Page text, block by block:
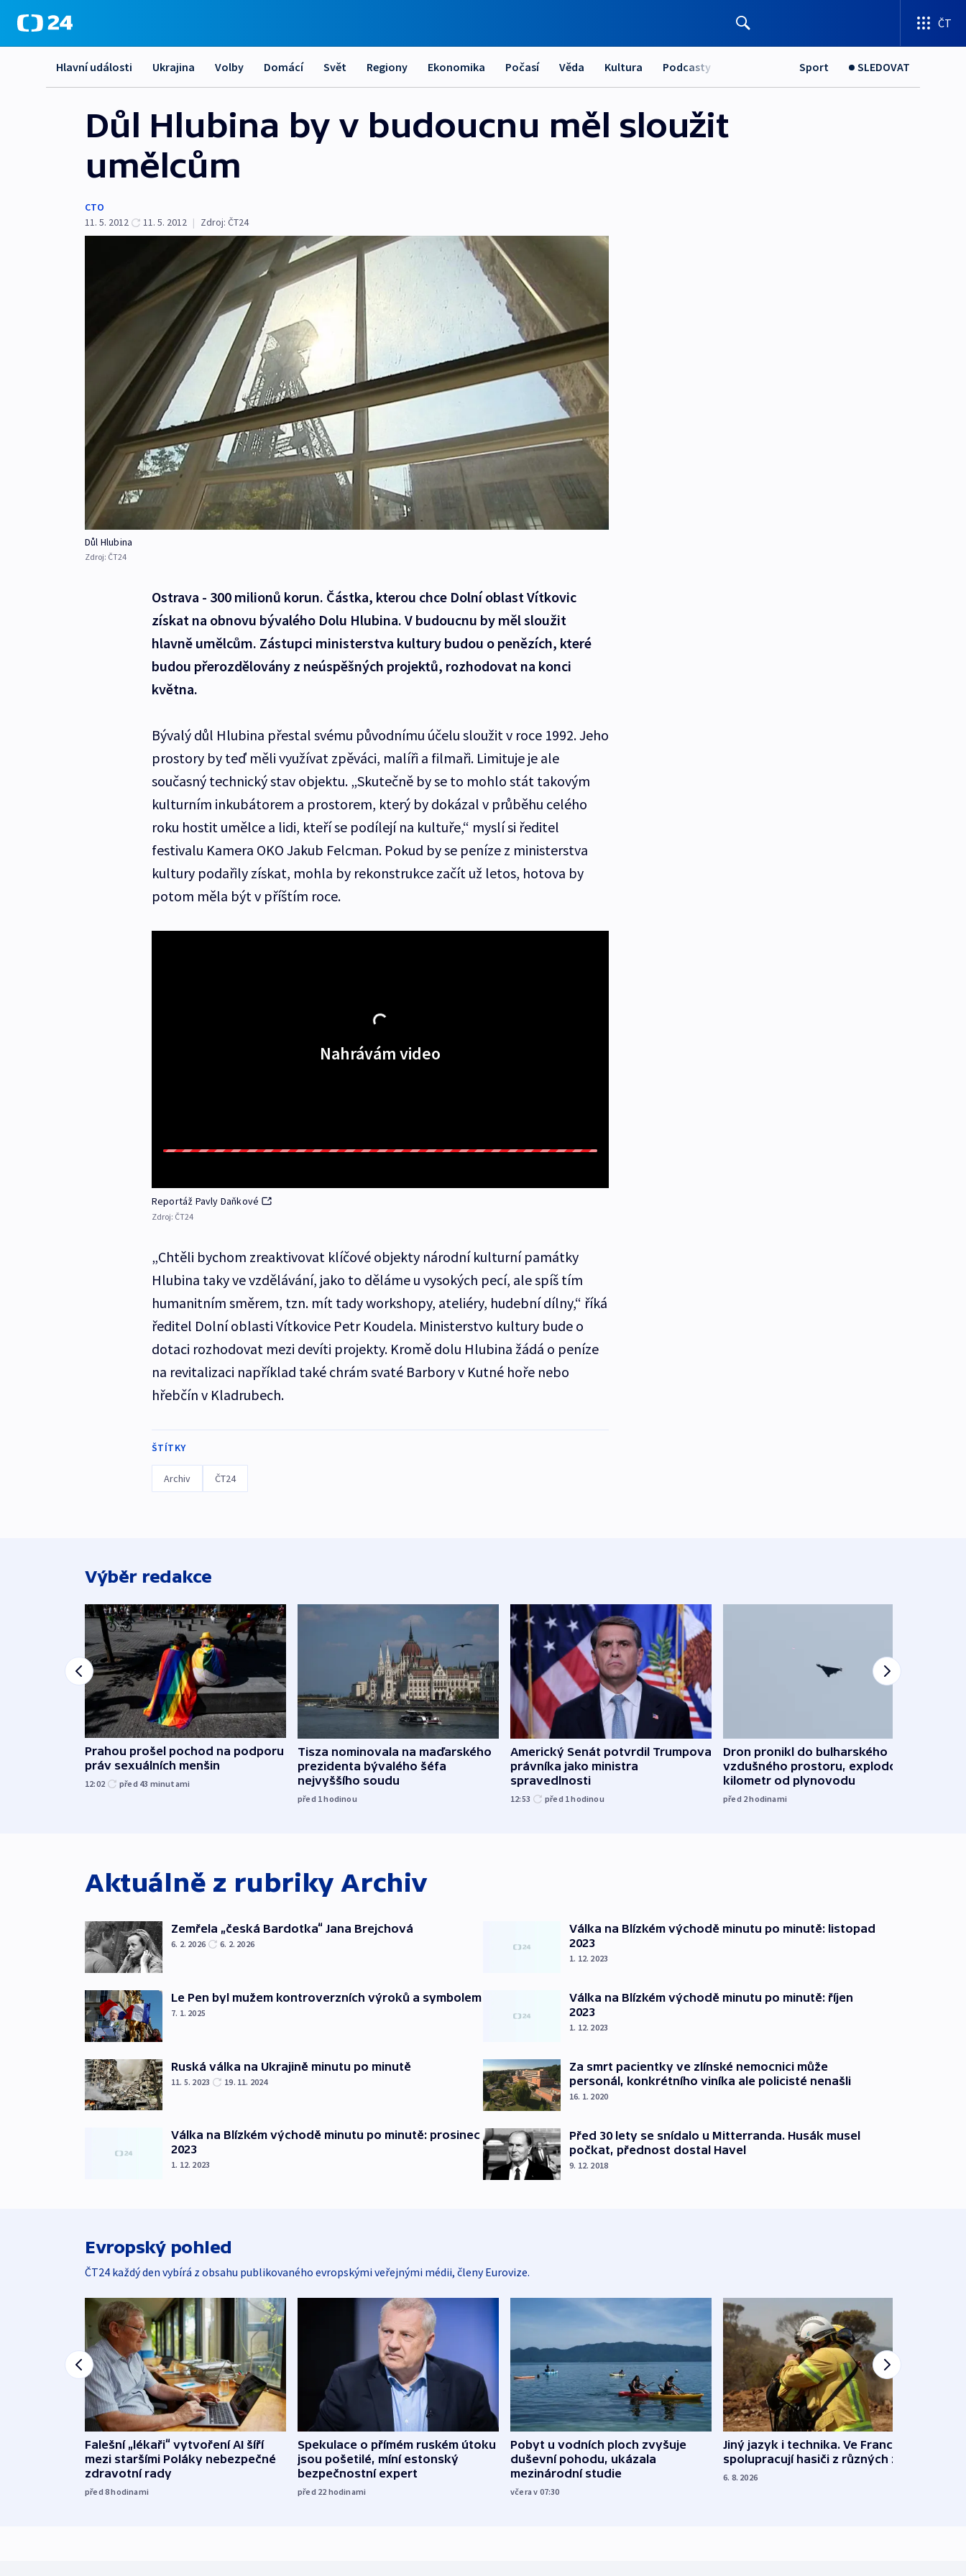
ČT
Hlavní události Ukrajina Volby Domácí Svět Regiony Ekonomika Počasí Věda Kultura Podcasty Sport SLEDOVAT
Důl Hlubina by v budoucnu měl sloužit
umělcům
CTO
11. 5. 2012
11. 5. 2012 | Zdroj: ČT24
Důl Hlubina
Zdroj: ČT24
Ostrava - 300 milionů korun. Částka, kterou chce Dolní oblast Vítkovic
získat na obnovu bývalého Dolu Hlubina. V budoucnu by měl sloužit
hlavně umělcům. Zástupci ministerstva kultury budou o penězích, které
budou přerozdělovány z neúspěšných projektů, rozhodovat na konci
května.
Bývalý důl Hlubina přestal svému původnímu účelu sloužit v roce 1992. Jeho
prostory by teď měli využívat zpěváci, malíři a filmaři. Limituje je ale
současný technický stav objektu. „Skutečně by se to mohlo stát takovým
kulturním inkubátorem a prostorem, který by dokázal v průběhu celého
roku hostit umělce a lidi, kteří se podílejí na kultuře,“ myslí si ředitel
festivalu Kamera OKO Jakub Felcman. Pokud by se peníze z ministerstva
kultury podařily získat, mohla by rekonstrukce začít už letos, hotova by
potom měla být v příštím roce.
Nahrávám video
Reportáž Pavly Daňkové
Zdroj: ČT24
„Chtěli bychom zreaktivovat klíčové objekty národní kulturní památky
Hlubina taky ve vzdělávání, jako to děláme u vysokých pecí, ale spíš tím
humanitním směrem, tzn. mít tady workshopy, ateliéry, hudební dílny,“ říká
ředitel Dolní oblasti Vítkovice Petr Koudela. Ministerstvo kultury bude o
dotaci rozhodovat mezi devíti projekty. Kromě dolu Hlubina žádá o peníze
na revitalizaci například také chrám svaté Barbory v Kutné hoře nebo
hřebčín v Kladrubech.
ŠTÍTKY
Archiv ČT24
Výběr redakce
Prahou prošel pochod na podporu
práv sexuálních menšin
12:02 před 43 minutami
Tisza nominovala na maďarského
prezidenta bývalého šéfa
nejvyššího soudu
před 1hodinou
Americký Senát potvrdil Trumpova
právníka jako ministra
spravedlnosti
12:53 před 1hodinou
Dron pronikl do bulharského
vzdušného prostoru, explodoval
kilometr od plynovodu
před 2hodinami
Aktuálně z rubriky Archiv
Zemřela „česká Bardotka“ Jana Brejchová
6. 2. 2026 6. 2. 2026
Le Pen byl mužem kontroverzních výroků a symbolem
7. 1. 2025
Ruská válka na Ukrajině minutu po minutě
11. 5. 2023 19. 11. 2024
Válka na Blízkém východě minutu po minutě: prosinec
2023
1. 12. 2023
Válka na Blízkém východě minutu po minutě: listopad
2023
1. 12. 2023
Válka na Blízkém východě minutu po minutě: říjen
2023
1. 12. 2023
Za smrt pacientky ve zlínské nemocnici může
personál, konkrétního viníka ale policisté nenašli
16. 1. 2020
Před 30 lety se snídalo u Mitterranda. Husák musel
počkat, přednost dostal Havel
9. 12. 2018
Evropský pohled
ČT24 každý den vybírá z obsahu publikovaného evropskými veřejnými médii, členy Eurovize.
Falešní „lékaři“ vytvoření AI šíří
mezi staršími Poláky nebezpečné
zdravotní rady
před 8hodinami
Spekulace o přímém ruském útoku
jsou pošetilé, míní estonský
bezpečnostní expert
před 22 hodinami
Pobyt u vodních ploch zvyšuje
duševní pohodu, ukázala
mezinárodní studie
včera v 07:30
Jiný jazyk i technika. Ve Francii
spolupracují hasiči z různých zemí
6. 8. 2026